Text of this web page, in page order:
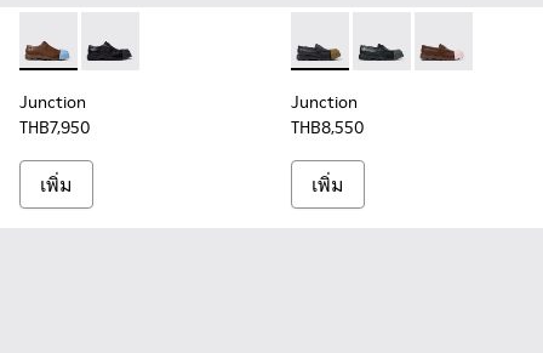
Junction - K100872-030 - รองเท้าหนังสีน้ําตาลสําหรับผู้ชาย
Junction - K100872-029 - รองเท้าหนังสีดําสําหรับผู้ชา
Junction
THB7,950
เพิ่ม
Junction - K100956-009 -
Junction -Junction -
Junction
THB8,550
เพิ่ม